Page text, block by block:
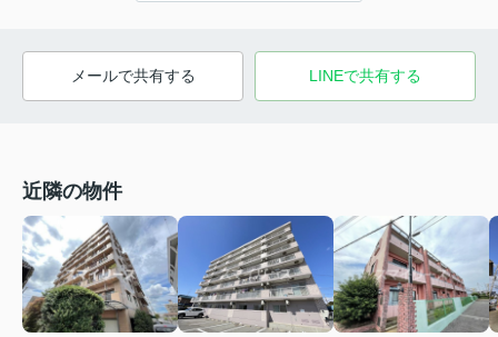
メールで共有する LINEで共有する
近隣の物件